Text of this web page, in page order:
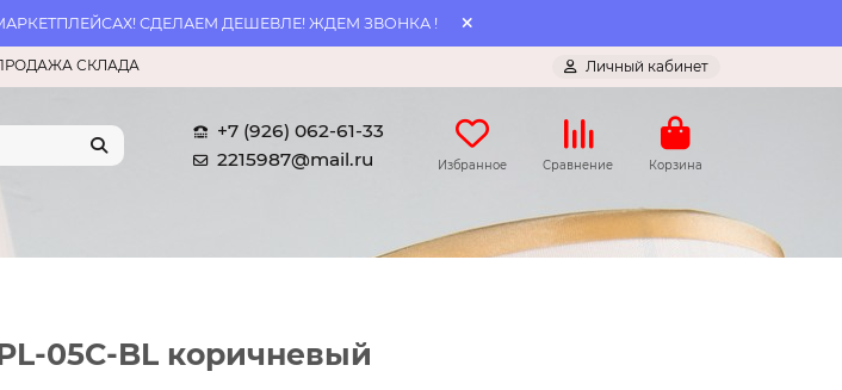
СДЕЛАЕМ ДЕШЕВЛЕ! ЖДЕМ ЗВОНКА !
СКЛАДА Личный кабинет
+7 (926) 062-61-33
2215987@mail.ru
Избранное Сравнение Корзина
05C-BL коричневый